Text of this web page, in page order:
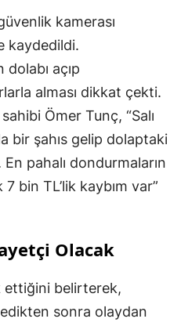
kamerası
kaydedildi.
açıp
alması dikkat çekti.
Ömer Tunç, “Salı
bir şahıs gelip dolaptaki
pahalı dondurmaların
7 bin TL’lik kaybım var”
Olacak
ettiğini belirterek,
sonra olaydan